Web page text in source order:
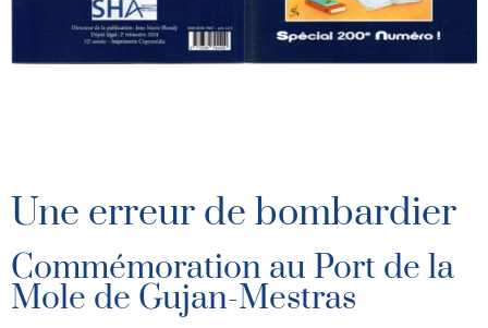
Une erreur de bombardier
Commémoration au Port de la
Mole de Gujan-Mestras